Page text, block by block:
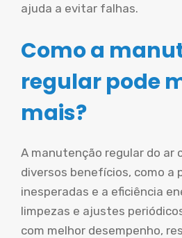
ajuda a evitar falhas.
Como a
regular pode
mais?
A manutenção regular do ar
diversos benefícios, como a
inesperadas e a eficiência
limpezas e ajustes
com melhor desempenho,